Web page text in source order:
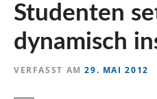
Studenten
dynamisch
VERFASST AM 29. MAI 2012